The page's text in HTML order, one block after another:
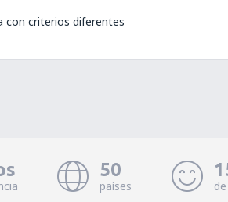
con criterios diferentes
50
países